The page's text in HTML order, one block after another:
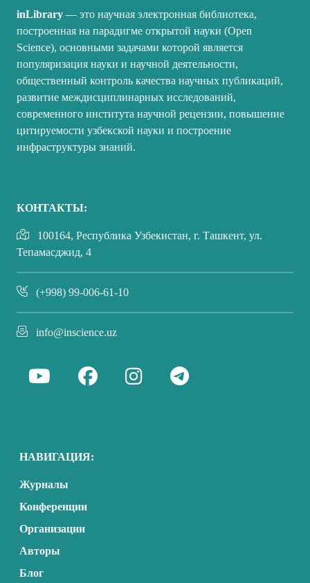
inLibrary — это научная электронная библиотека,
построенная на парадигме открытой науки (Open
Science), основными задачами которой является
популяризация науки и научной деятельности,
общественный контроль качества научных публикаций,
развитие междисциплинарных исследований,
современного института научной рецензии, повышение
цитируемости узбекской науки и построение
инфраструктуры знаний.
КОНТАКТЫ:
100164, Республика Узбекистан, г. Ташкент, ул.
Тепамасджид, 4
(+998) 99-006-61-10
info@inscience.uz
НАВИГАЦИЯ:
Журналы
Конференции
Организации
Авторы
Блог